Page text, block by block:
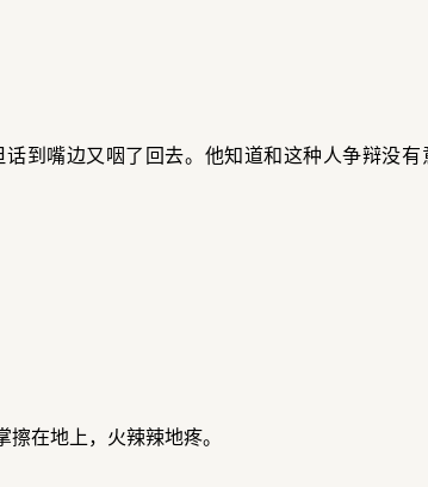
到嘴边又咽了回去。他知道和这种人争辩没
在地上，火辣辣地疼。